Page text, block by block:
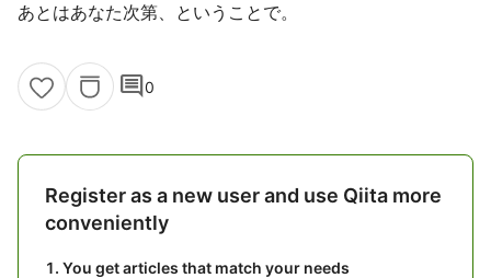
あとはあなた次第、ということで。
comment0
Register as a new user and use Qiita more
conveniently
You get articles that match your needs